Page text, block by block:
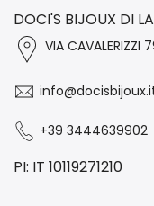
DOCI'S BIJOUX DI
VIA CAVALERIZZI
+39 3444639902
PI: IT 10119271210